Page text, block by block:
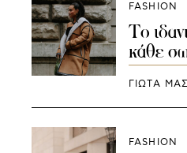
FASHION
Το
κάθε
ΓΙΩΤΑ
FASHION